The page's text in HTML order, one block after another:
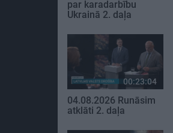
par karadarbību
Ukrainā 2. daļa
00:23:04
04.08.2026 Runāsim
atklāti 2. daļa